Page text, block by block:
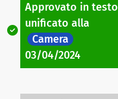
Approvato in testo
unificato alla
Camera
03/04/2024